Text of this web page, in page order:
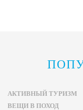
АКТИВНЫЙ ТУРИЗМ
ВЕЩИ В ПОХОД